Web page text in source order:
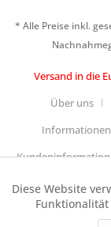
* Alle Preise inkl.
Versand in die
Über uns
Funktionale
Diese Website